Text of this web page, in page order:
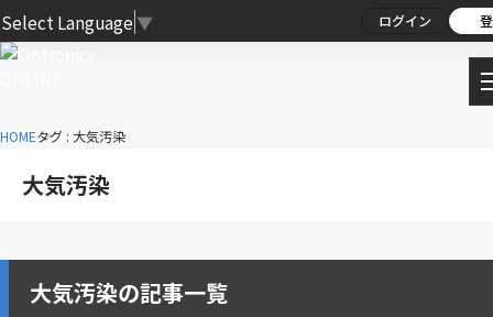
Select Language ▼ ログイン
HOMEタグ : 大気汚染
大気汚染
大気汚染の記事一覧